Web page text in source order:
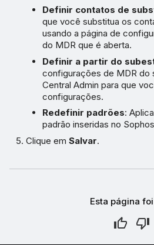
Definir contatos de
que você substitua os
usando a página de
do MDR que é aberta.
Definir a partir do
configurações de MDR do
Central Admin para que
configurações.
Redefinir padrões:
padrão inseridas no
Clique emSalvar.
Esta página